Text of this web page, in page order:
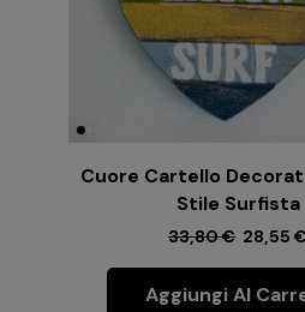
Cuore Cartello
Stile Surfista
33,80€ 28,55 €
Aggiungi Al